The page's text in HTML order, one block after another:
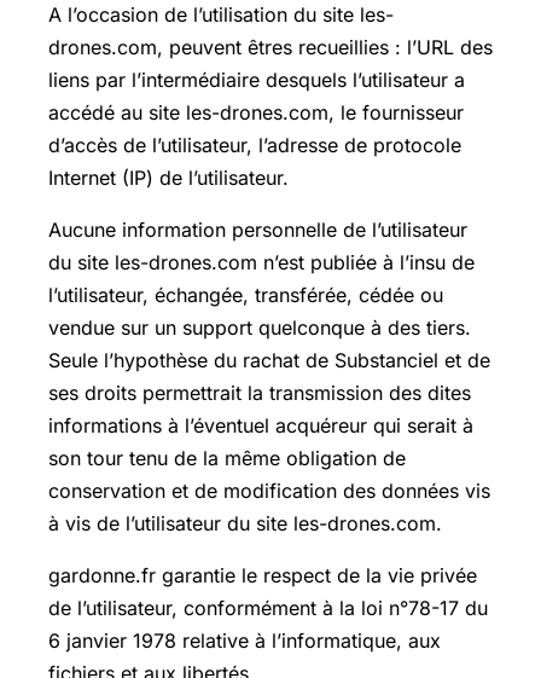
A l’occasion de l’utilisation du site les-
drones.com, peuvent êtres recueillies : l’URL des
liens par l’intermédiaire desquels l’utilisateur a
accédé au site les-drones.com, le fournisseur
d’accès de l’utilisateur, l’adresse de protocole
Internet (IP) de l’utilisateur.
Aucune information personnelle de l’utilisateur
du site les-drones.com n’est publiée à l’insu de
l’utilisateur, échangée, transférée, cédée ou
vendue sur un support quelconque à des tiers.
Seule l’hypothèse du rachat de Substanciel et de
ses droits permettrait la transmission des dites
informations à l’éventuel acquéreur qui serait à
son tour tenu de la même obligation de
conservation et de modification des données vis
à vis de l’utilisateur du site les-drones.com.
gardonne.fr garantie le respect de la vie privée
de l’utilisateur, conformément à la loi n°78-17 du
6 janvier 1978 relative à l’informatique, aux
fichiers et aux libertés.